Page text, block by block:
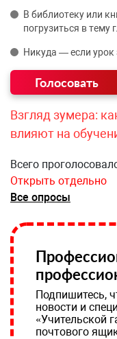
В библиотеку или
погрузиться в тему
Никуда — если урок
Взгляд зумера:
влияют на
Всего
Открыть отдельно
Все опросы
Подпишитесь,
новости и
«Учительской
почтового